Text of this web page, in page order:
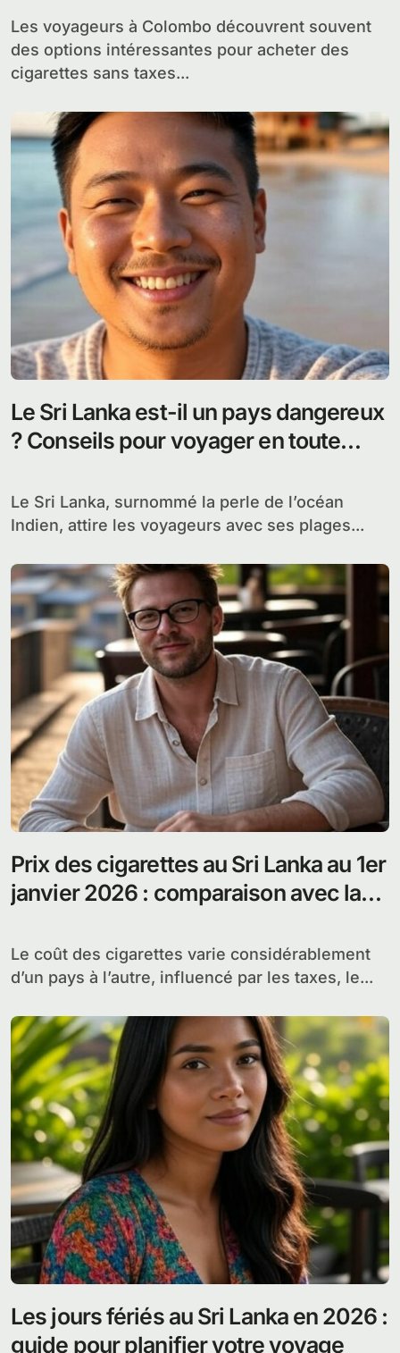
Les voyageurs à Colombo découvrent souvent
des options intéressantes pour acheter des
cigarettes sans taxes...
Le Sri Lanka est-il un pays dangereux
? Conseils pour voyager en toute
Le Sri Lanka, surnommé la perle de l’océan
Indien, attire les voyageurs avec ses plages...
Prix des cigarettes au Sri Lanka au 1er
janvier 2026 : comparaison avec la
Le coût des cigarettes varie considérablement
d’un pays à l’autre, influencé par les taxes, le...
Les jours fériés au Sri Lanka en 2026 :
guide pour planifier votre voyage